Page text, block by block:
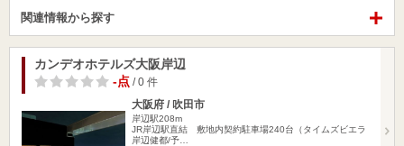
関連情報から探す
カンデオホテルズ大阪岸辺
-点 / 0 件
大阪府 / 吹田市
岸辺駅208m
JR岸辺駅直結 敷地内契約駐車場240台（タイムズビエラ
岸辺健都/予…